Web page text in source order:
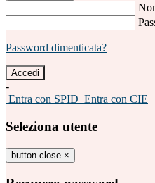
Password dimenticata?
-
Entra con SPID Entra con CIE
Seleziona utente
button close ×